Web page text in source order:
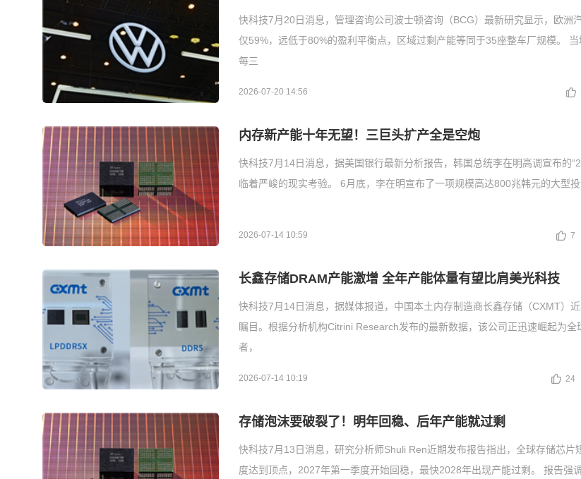
快科技7月20日消息，管理咨询公司波士顿咨询（BCG）最新研究显示，欧洲
仅59%，远低于80%的盈利平衡点，区域过剩产能等同于35座整车厂规模。 当
每三
2026-07-20 14:56
内存新产能十年无望！三巨头扩产全是空炮
快科技7月14日消息，据美国银行最新分析报告，韩国总统李在明高调宣布的
临着严峻的现实考验。 6月底，李在明宣布了一项规模高达800兆韩元的大型
2026-07-14 10:59 7
长鑫存储DRAM产能激增 全年产能体量有望比肩美光科技
快科技7月14日消息，据媒体报道，中国本土内存制造商长鑫存储（CXMT）
瞩目。根据分析机构Citrini Research发布的最新数据，该公司正迅速崛起为
者，
2026-07-14 10:19 24
存储泡沫要破裂了！明年回稳、后年产能就过剩
快科技7月13日消息，研究分析师Shuli Ren近期发布报告指出，全球存储芯片
度达到顶点，2027年第一季度开始回稳，最快2028年出现产能过剩。 报告强